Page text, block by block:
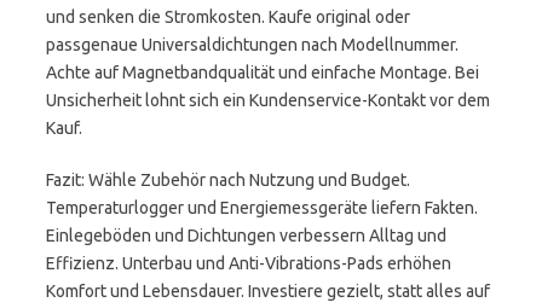
und senken die Stromkosten. Kaufe original oder
passgenaue Universaldichtungen nach Modellnummer.
Achte auf Magnetbandqualität und einfache Montage. Bei
Unsicherheit lohnt sich ein Kundenservice-Kontakt vor dem
Kauf.
Fazit: Wähle Zubehör nach Nutzung und Budget.
Temperaturlogger und Energiemessgeräte liefern Fakten.
Einlegeböden und Dichtungen verbessern Alltag und
Effizienz. Unterbau und Anti-Vibrations-Pads erhöhen
Komfort und Lebensdauer. Investiere gezielt, statt alles auf